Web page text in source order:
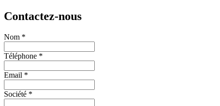
Contactez-nous
Nom *
Téléphone *
Email *
Société *